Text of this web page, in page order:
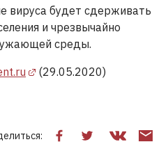
вируса будет сдерживать
и чрезвычайно
среды.
(29.05.2020)